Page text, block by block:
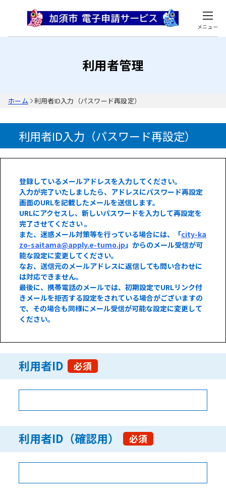
メニュー
利用者管理
ホーム 利用者ID入力（パスワード再設定）
利用者ID入力（パスワード再設定）
登録しているメールアドレスを入力してください。
入力が完了いたしましたら、アドレスにパスワード再設定
画面のURLを記載したメールを送信します。
URLにアクセスし、新しいパスワードを入力して再設定を
完了させてください 。
また、迷惑メール対策等を行っている場合には、「city-ka
zo-saitama@apply.e-tumo.jp」からのメール受信が可
能な設定に変更してください。
なお、送信元のメールアドレスに返信しても問い合わせに
は対応できません。
最後に、携帯電話のメールでは、初期設定でURLリンク付
きメールを拒否する設定をされている場合がございますの
で、その場合も同様にメール受信が可能な設定に変更して
ください。
利用者ID 必須
利用者ID（確認用） 必須